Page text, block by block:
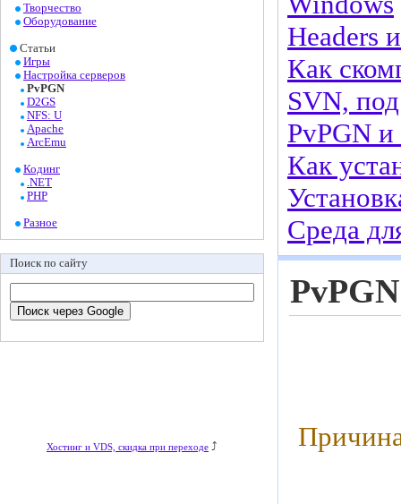
Творчество
Оборудование
Статьи
Игры
Настройка серверов
PvPGN
D2GS
NFS: U
Apache
ArcEmu
Кодинг
.NET
PHP
Разное
Поиск по сайту
Хостинг и VDS, скидка при переходе ⤴
Headers
Как
SVN,
PvPGN
Как
Среда